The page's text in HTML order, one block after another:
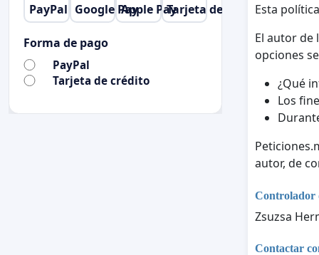
Esta
El autor de
opciones
¿Qué
Los
autor, de
Controlador
Zsuzsa
Contactar
PayPal Google PayApple PayTarjeta de crédito
Forma de pago
PayPal
Tarjeta de crédito